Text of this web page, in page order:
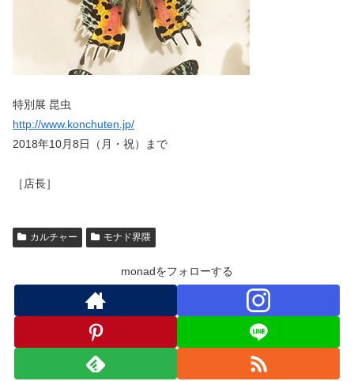
特別展 昆虫
http://www.konchuten.jp/
2018年10月8日（月・祝）まで
［店長］
カルチャー モナド界隈
monadをフォローする